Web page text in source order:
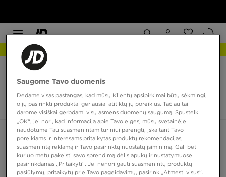
JD Sports UGG Tasman Maxi Curly
UGG Tasman Maxi Curly
2 produktai
Rūšiuoti:Rekomenduojama Filtruoti
Saugome Tavo duomenis
Dedame visas pastangas, kad mūsų Klientų apsipirkimai būtų sėkmingi,
o jų pasirinkti produktai geriausiai atitiktų jų poreikius. Tačiau tai
darome visiškai gerbdami visų asmens duomenų saugumą. Spustelk
„OK“, jei nori, kad informaciją apie Tavo elgesį mūsų svetainėje
naudotume Tau suasmenintam turiniui parengti, įskaitant Tavo
poreikiams ir interesams pritaikytas produktų rekomendacijas,
suasmenintą reklamą ir Tavo pasirinktų nuostatų įsiminimą. Gali bet
kuriuo metu pakeisti savo sprendimą dėl slapukų ir nustatymuose
pasirinkdamas „Pritaikyti“. Jei nenori gauti suasmenintų produktų
pasiūlymų, pritaikytų prie Tavo pageidavimų, pasirink „Atmesti visus”.